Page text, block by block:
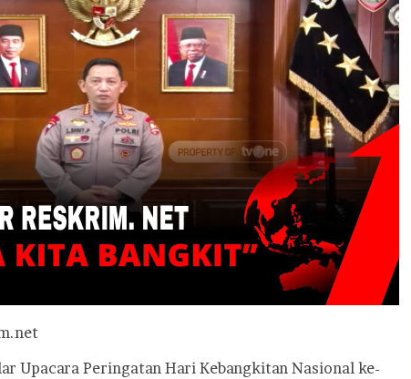
Upacara Peringatan Hari Kebangkitan Nasional ke-